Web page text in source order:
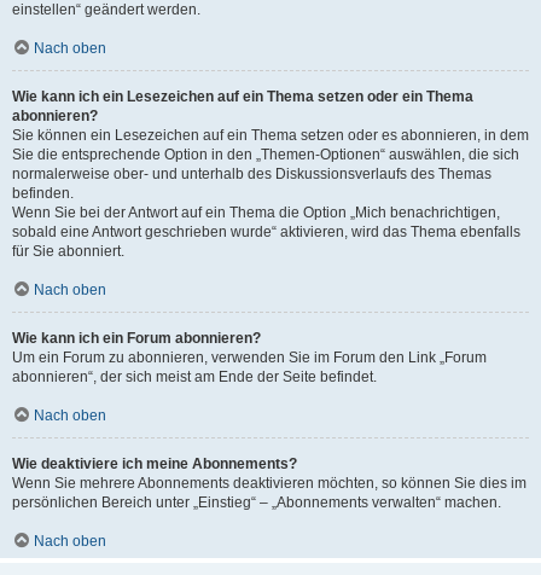
einstellen“ geändert werden.
Nach oben
Wie kann ich ein Lesezeichen auf ein Thema setzen oder ein Thema
abonnieren?
Sie können ein Lesezeichen auf ein Thema setzen oder es abonnieren, in dem
Sie die entsprechende Option in den „Themen-Optionen“ auswählen, die sich
normalerweise ober- und unterhalb des Diskussionsverlaufs des Themas
befinden.
Wenn Sie bei der Antwort auf ein Thema die Option „Mich benachrichtigen,
sobald eine Antwort geschrieben wurde“ aktivieren, wird das Thema ebenfalls
für Sie abonniert.
Nach oben
Wie kann ich ein Forum abonnieren?
Um ein Forum zu abonnieren, verwenden Sie im Forum den Link „Forum
abonnieren“, der sich meist am Ende der Seite befindet.
Nach oben
Wie deaktiviere ich meine Abonnements?
Wenn Sie mehrere Abonnements deaktivieren möchten, so können Sie dies im
persönlichen Bereich unter „Einstieg“ – „Abonnements verwalten“ machen.
Nach oben